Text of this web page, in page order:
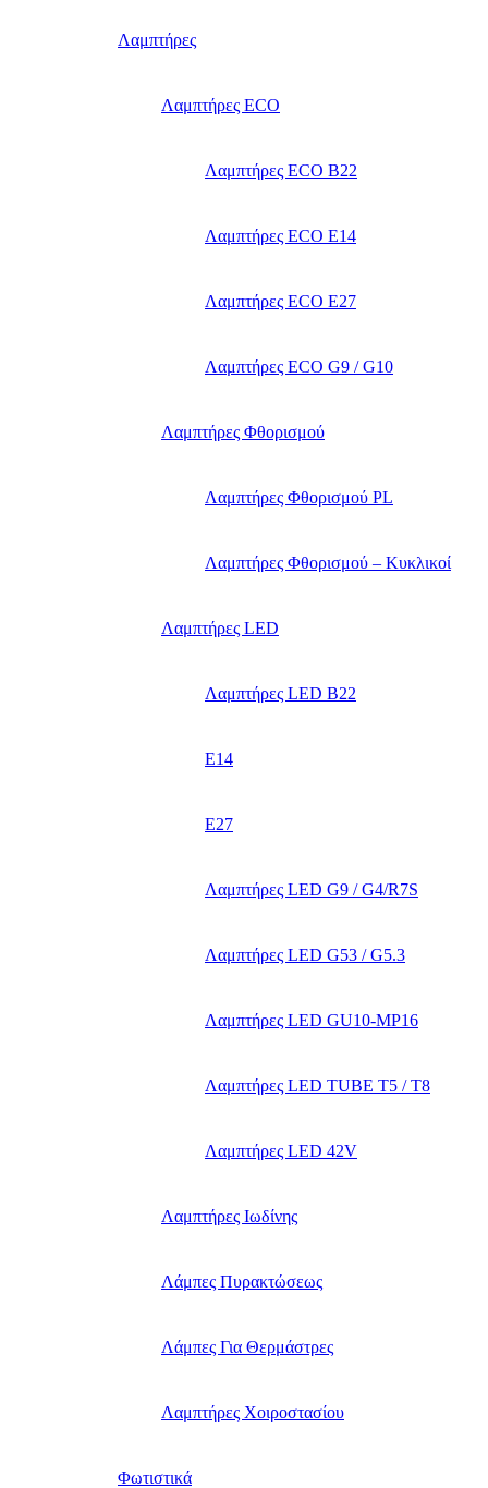
Λαμπτήρες
Λαμπτήρες ECO
Λαμπτήρες ECO B22
Λαμπτήρες ECO E14
Λαμπτήρες ECO E27
Λαμπτήρες ECO G9 / G10
Λαμπτήρες Φθορισμού
Λαμπτήρες Φθορισμού PL
Λαμπτήρες Φθορισμού – Κυκλικοί
Λαμπτήρες LED
Λαμπτήρες LED B22
E14
E27
Λαμπτήρες LED G9 / G4/R7S
Λαμπτήρες LED G53 / G5.3
Λαμπτήρες LED GU10-ΜΡ16
Λαμπτήρες LED TUBE T5 / T8
Λαμπτήρες LED 42V
Λαμπτήρες Ιωδίνης
Λάμπες Πυρακτώσεως
Λάμπες Για Θερμάστρες
Λαμπτήρες Χοιροστασίου
Φωτιστικά